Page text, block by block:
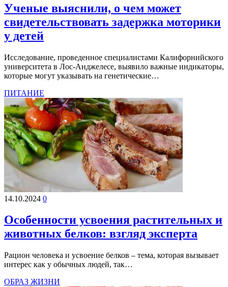
Ученые выяснили, о чем может
свидетельствовать задержка моторики
у детей
Исследование, проведенное специалистами Калифорнийского
университета в Лос-Анджелесе, выявило важные индикаторы,
которые могут указывать на генетические…
ПИТАНИЕ
14.10.2024 0
Особенности усвоения растительных и
животных белков: взгляд эксперта
Рацион человека и усвоение белков – тема, которая вызывает
интерес как у обычных людей, так…
ОБРАЗ ЖИЗНИ